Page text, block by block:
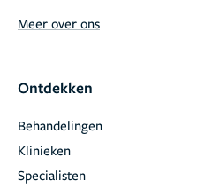
Meer over ons
Ontdekken
Behandelingen
Klinieken
Specialisten